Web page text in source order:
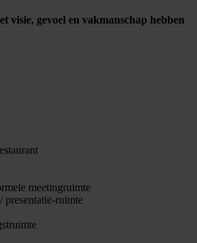
visie, gevoel en vakmanschap hebben
meetingruimte